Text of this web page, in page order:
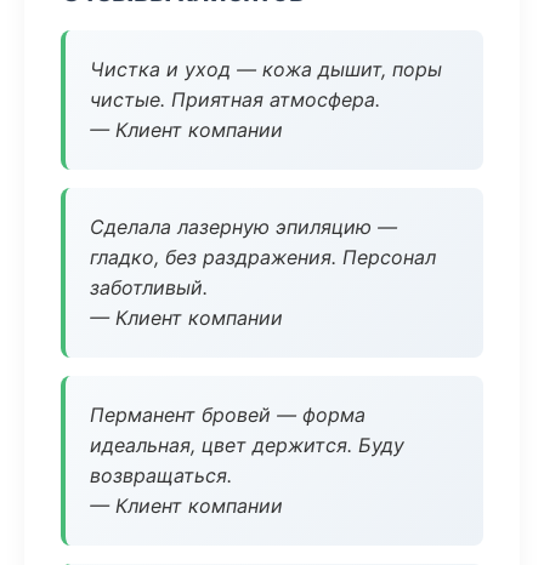
Чистка и уход — кожа дышит, поры
чистые. Приятная атмосфера.
— Клиент компании
Сделала лазерную эпиляцию —
гладко, без раздражения. Персонал
заботливый.
— Клиент компании
Перманент бровей — форма
идеальная, цвет держится. Буду
возвращаться.
— Клиент компании